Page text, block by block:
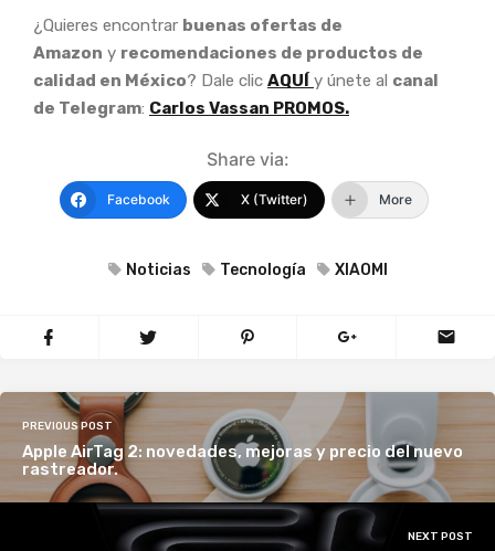
¿Quieres encontrar buenas ofertas de
Amazon y recomendaciones de productos de
calidad en México? Dale clic AQUÍ y únete al canal
de Telegram: Carlos Vassan PROMOS.
Share via:
Facebook X (Twitter) More
Noticias Tecnología XIAOMI
PREVIOUS POST
Apple AirTag 2: novedades, mejoras y precio del nuevo
rastreador.
NEXT POST